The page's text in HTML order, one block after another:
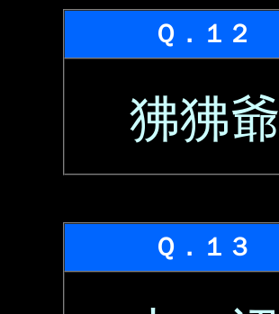
Ｑ．１２
狒狒爺
Ｑ．１３